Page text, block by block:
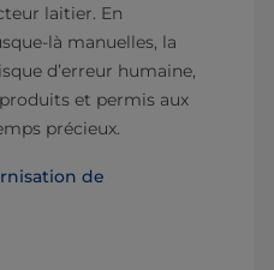
laitier. En
là manuelles, la
d’erreur humaine,
et permis aux
précieux.
de